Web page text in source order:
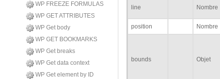
WP FREEZE FORMULAS
WP GET ATTRIBUTES
WP Get body
WP GET BOOKMARKS
WP Get breaks
WP Get data context
WP Get element by ID
line Nombre
position Nombre
bounds Objet